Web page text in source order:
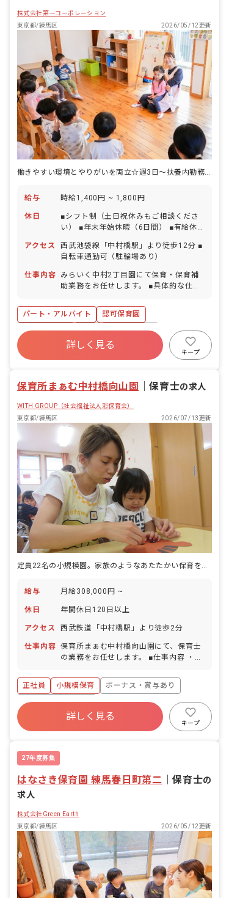
株式会社第一コーポレーション
東京都/練馬区
2026/05/12更新
働きやすい環境とやりがいを両立☆週3日～扶養内勤務可＆平日のみも相談できます！
給与 時給1,400円 ~ 1,800円
休日
■シフト制（土日祝休みもご相談くださ
い） ■年末年始休暇（6日間） ■有給休
OK） ■産前産後・育児休暇（取得率
100％・復帰率76％） ■介護・看護休暇
※お子様の体調不良や行事による遅刻・
早退・欠勤の相談も可 ※子の育児休業制
のお子様がいる場合。時間取得可能）
アクセス
西武池袋線「中村橋駅」より徒歩12分 ■
自転車通勤可（駐輪場あり）
仕事内容
みらいく中村2丁目園にて保育・保育補
助業務をお任せします。 ■具体的な仕事
業務のうち、担任やリーダー保育士のサ
ポートをお願いします。一人ひとりの個
性に向き合い、豊かな成長を促します。
■未来＋育成＝みらいく この言葉には、
現代と未来をつなぐ「子どもたちの心の
自分の個性と向き合い力強く輝けるよう
使命です。
パート・アルバイト
認可保育園
社会保険完備
有給
福利厚生充実
昇給昇進あり
産休育休制度
詳しく見る
キープ
保育所まぁむ中村橋向山園 ｜保育士の求人
WITH GROUP（社会福祉法人彩保育会）
東京都/練馬区
2026/07/13更新
定員22名の小規模園。家族のようなあたたかい保育をしませんか？
給与 月給308,000円 ~
休日 年間休日120日以上
アクセス 西武鉄道「中村橋駅」より徒歩2分
仕事内容 保育所まぁむ中村橋向山園にて、保育士
の業務をお任せします。 ■仕事内容 ・保
社後は研修だけではなく、新人さん向け
のメンター制度も整えています。取り組
みの1つとして、園長先生のほかに「エ
リア園長」が各園を定期的に巡回してい
ます。カウンセラーの様な立場として、
正社員 小規模保育
ボーナス・賞与あり
年間休日120日以上
寮・住宅・家賃補助あり
社会保険完備
残業少なめ
詳しく見る
キープ
27年度募集
はなさき保育園 練馬春日町第二 ｜保育士の
求人
株式会社Green Earth
東京都/練馬区
2026/05/12更新